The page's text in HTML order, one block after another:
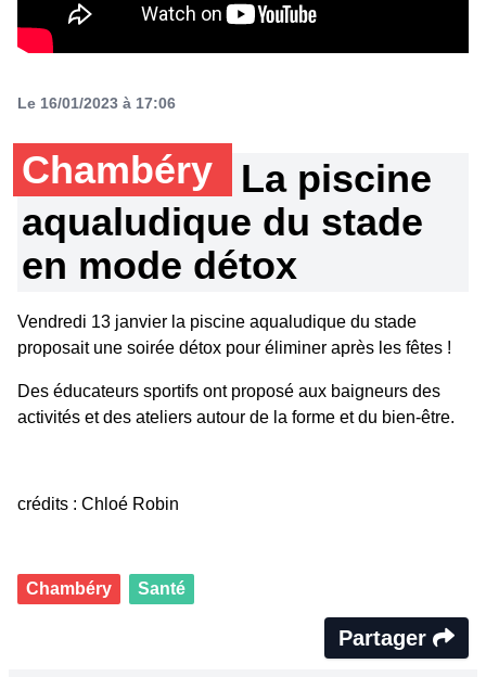
Le 16/01/2023 à 17:06
Chambéry
La piscine
aqualudique du stade
en mode détox
Vendredi 13 janvier la piscine aqualudique du stade
proposait une soirée détox pour éliminer après les fêtes !
Des éducateurs sportifs ont proposé aux baigneurs des
activités et des ateliers autour de la forme et du bien-être.
crédits : Chloé Robin
Chambéry Santé
Partager